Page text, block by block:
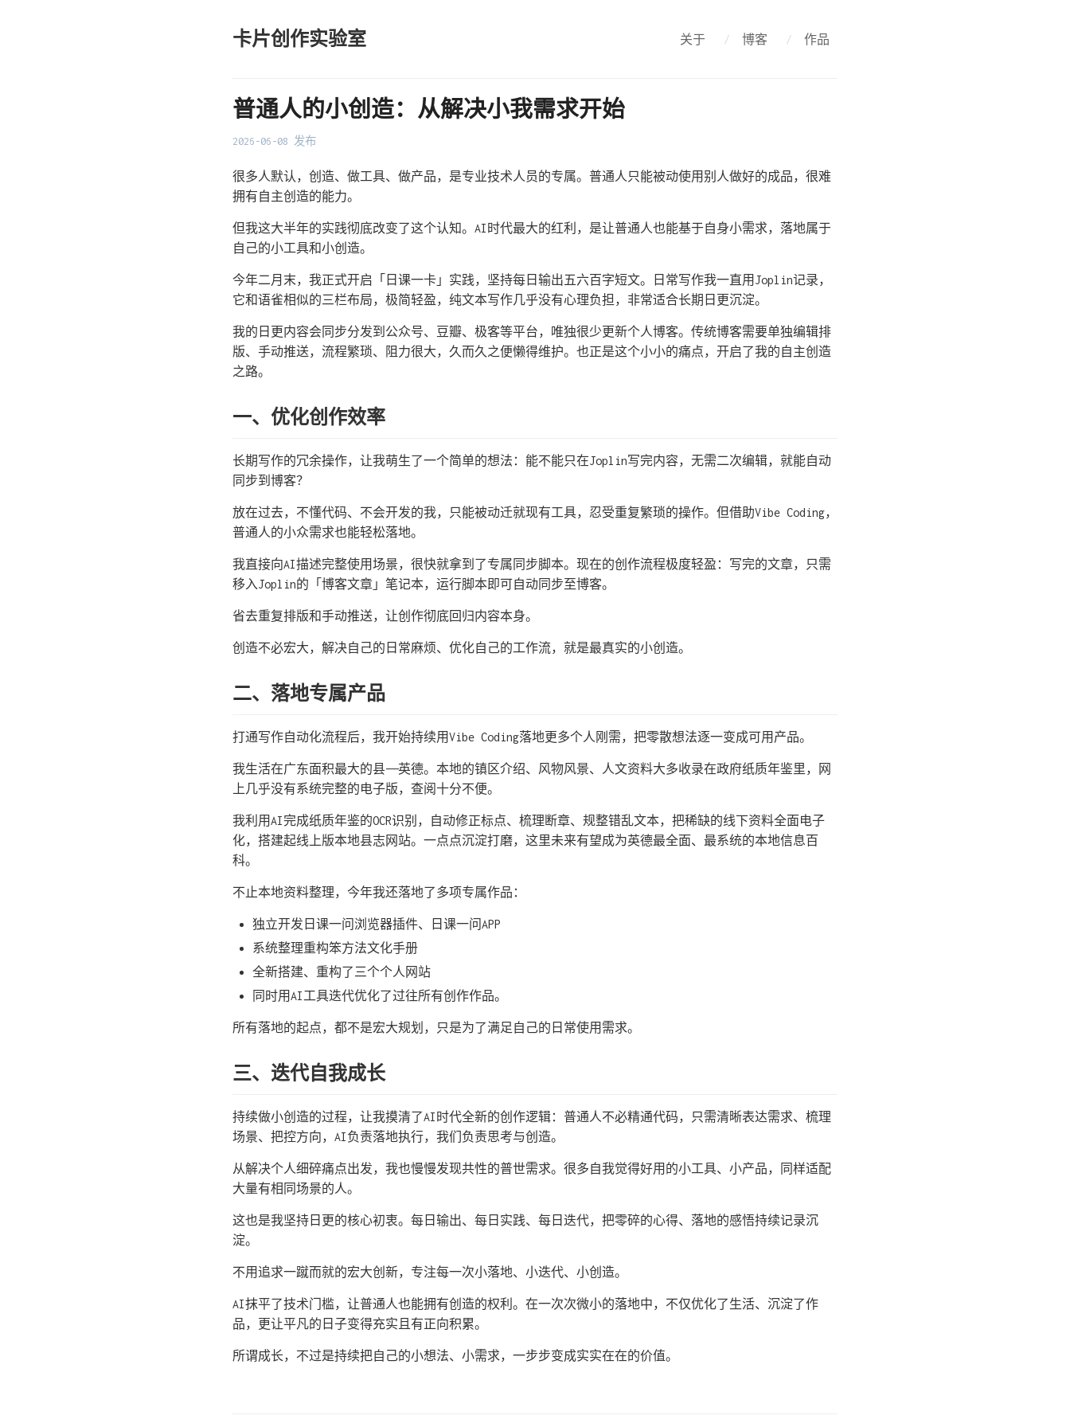
卡片创作实验室 关于 / 博客 / 作品
普通人的小创造：从解决小我需求开始
2026-06-08 发布
很多人默认，创造、做工具、做产品，是专业技术人员的专属。普通人只能被动使用别人做好的成品，很难
拥有自主创造的能力。
但我这大半年的实践彻底改变了这个认知。AI时代最大的红利，是让普通人也能基于自身小需求，落地属于
自己的小工具和小创造。
今年二月末，我正式开启「日课一卡」实践，坚持每日输出五六百字短文。日常写作我一直用Joplin记录，
它和语雀相似的三栏布局，极简轻盈，纯文本写作几乎没有心理负担，非常适合长期日更沉淀。
我的日更内容会同步分发到公众号、豆瓣、极客等平台，唯独很少更新个人博客。传统博客需要单独编辑排
版、手动推送，流程繁琐、阻力很大，久而久之便懒得维护。也正是这个小小的痛点，开启了我的自主创造
之路。
一、优化创作效率
长期写作的冗余操作，让我萌生了一个简单的想法：能不能只在Joplin写完内容，无需二次编辑，就能自动
同步到博客？
放在过去，不懂代码、不会开发的我，只能被动迁就现有工具，忍受重复繁琐的操作。但借助Vibe Coding，
普通人的小众需求也能轻松落地。
我直接向AI描述完整使用场景，很快就拿到了专属同步脚本。现在的创作流程极度轻盈：写完的文章，只需
移入Joplin的「博客文章」笔记本，运行脚本即可自动同步至博客。
省去重复排版和手动推送，让创作彻底回归内容本身。
创造不必宏大，解决自己的日常麻烦、优化自己的工作流，就是最真实的小创造。
二、落地专属产品
打通写作自动化流程后，我开始持续用Vibe Coding落地更多个人刚需，把零散想法逐一变成可用产品。
我生活在广东面积最大的县——英德。本地的镇区介绍、风物风景、人文资料大多收录在政府纸质年鉴里，网
上几乎没有系统完整的电子版，查阅十分不便。
我利用AI完成纸质年鉴的OCR识别，自动修正标点、梳理断章、规整错乱文本，把稀缺的线下资料全面电子
化，搭建起线上版本地县志网站。一点点沉淀打磨，这里未来有望成为英德最全面、最系统的本地信息百
科。
不止本地资料整理，今年我还落地了多项专属作品：
独立开发日课一问浏览器插件、日课一问APP
系统整理重构笨方法文化手册
全新搭建、重构了三个个人网站
同时用AI工具迭代优化了过往所有创作作品。
所有落地的起点，都不是宏大规划，只是为了满足自己的日常使用需求。
三、迭代自我成长
持续做小创造的过程，让我摸清了AI时代全新的创作逻辑：普通人不必精通代码，只需清晰表达需求、梳理
场景、把控方向，AI负责落地执行，我们负责思考与创造。
从解决个人细碎痛点出发，我也慢慢发现共性的普世需求。很多自我觉得好用的小工具、小产品，同样适配
大量有相同场景的人。
这也是我坚持日更的核心初衷。每日输出、每日实践、每日迭代，把零碎的心得、落地的感悟持续记录沉
淀。
不用追求一蹴而就的宏大创新，专注每一次小落地、小迭代、小创造。
AI抹平了技术门槛，让普通人也能拥有创造的权利。在一次次微小的落地中，不仅优化了生活、沉淀了作
品，更让平凡的日子变得充实且有正向积累。
所谓成长，不过是持续把自己的小想法、小需求，一步步变成实实在在的价值。